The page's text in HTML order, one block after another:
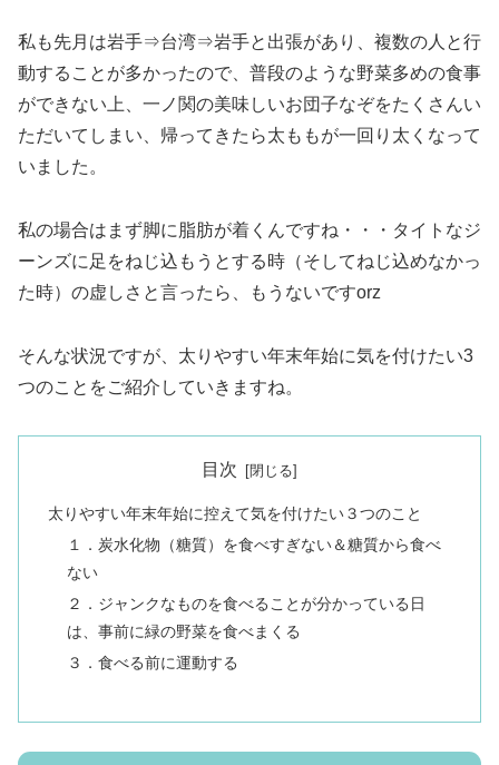
私も先月は岩手⇒台湾⇒岩手と出張があり、複数の人と行
動することが多かったので、普段のような野菜多めの食事
ができない上、一ノ関の美味しいお団子なぞをたくさんい
ただいてしまい、帰ってきたら太ももが一回り太くなって
いました。
私の場合はまず脚に脂肪が着くんですね・・・タイトなジ
ーンズに足をねじ込もうとする時（そしてねじ込めなかっ
た時）の虚しさと言ったら、もうないですorz
そんな状況ですが、太りやすい年末年始に気を付けたい3
つのことをご紹介していきますね。
目次
太りやすい年末年始に控えて気を付けたい３つのこと
１．炭水化物（糖質）を食べすぎない＆糖質から食べ
ない
２．ジャンクなものを食べることが分かっている日
は、事前に緑の野菜を食べまくる
３．食べる前に運動する